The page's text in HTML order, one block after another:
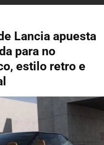
Lancia apuesta
para no
estilo retro e